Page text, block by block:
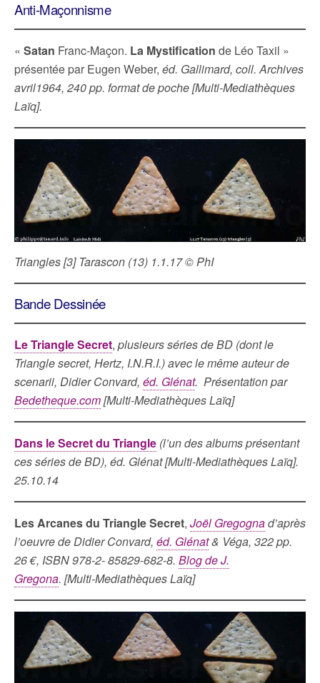
Anti-Maçonnisme
« Satan Franc-Maçon. La Mystification de Léo Taxil »
présentée par Eugen Weber, éd. Gallimard, coll. Archives
avril1964, 240 pp. format de poche [Multi-Mediathèques
Laïq].
Triangles [3] Tarascon (13) 1.1.17 © PhI
Bande Dessinée
Le Triangle Secret, plusieurs séries de BD (dont le
Triangle secret, Hertz, I.N.R.I.) avec le même auteur de
scenarii, Didier Convard, éd. Glénat. Présentation par
Bedetheque.com[Multi-Mediathèques Laïq]
Dans le Secret du Triangle (l’un des albums présentant
ces séries de BD), éd. Glénat [Multi-Mediathèques Laïq].
25.10.14
Les Arcanes du Triangle Secret, Joël Gregognad’après
l’oeuvre de Didier Convard, éd. Glénat& Véga, 322 pp.
26 €, ISBN 978-2- 85829-682-8. Blog de J.
Gregona. [Multi-Mediathèques Laïq]